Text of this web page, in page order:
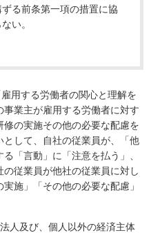
る前条第一項の措置に協
い。
用する労働者の関心と理解を
業主が雇用する労働者に対す
の実施その他の必要な配慮を
して、自社の従業員が、「他
「言動」に「注意を払う」、
従業員が他社の従業員に対し
施」「その他の必要な配慮」
人及び、個人以外の経済主体